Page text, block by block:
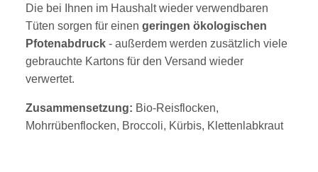
Die bei Ihnen im Haushalt wieder verwendbaren
Tüten sorgen für einen geringen ökologischen
Pfotenabdruck - außerdem werden zusätzlich viele
gebrauchte Kartons für den Versand wieder
verwertet.
Zusammensetzung: Bio-Reisflocken,
Mohrrübenflocken, Broccoli, Kürbis, Klettenlabkraut